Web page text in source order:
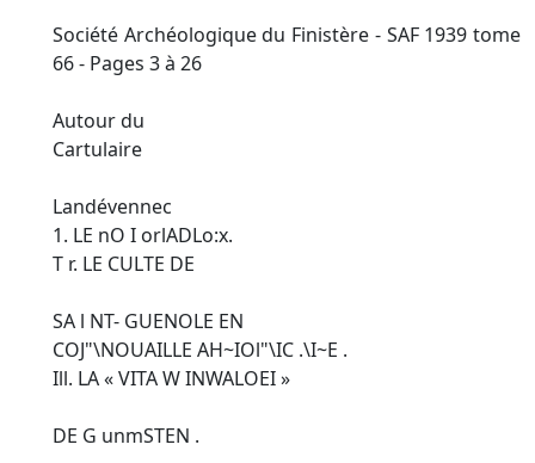
Société Archéologique du Finistère - SAF 1939 tome
66 - Pages 3 à 26
Autour du
Cartulaire
Landévennec
1. LE nO I orlADLo:x.
T r. LE CULTE DE
SA l NT- GUENOLE EN
COJ"\NOUAILLE AH~IOl"\IC .\I~E .
Ill. LA « VITA W INWALOEI »
DE G unmSTEN .